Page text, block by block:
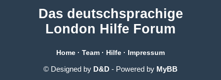
Das deutschsprachige
London Hilfe Forum
Home · Team · Hilfe · Impressum
© Designed by D&D - Powered by MyBB